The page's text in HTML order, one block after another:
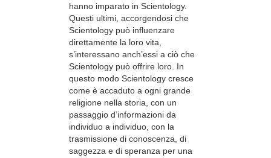
hanno imparato in Scientology.
Questi ultimi, accorgendosi che
Scientology può influenzare
direttamente la loro vita,
s’interessano anch’essi a ciò che
Scientology può offrire loro. In
questo modo Scientology cresce
come è accaduto a ogni grande
religione nella storia, con un
passaggio d’informazioni da
individuo a individuo, con la
trasmissione di conoscenza, di
saggezza e di speranza per una